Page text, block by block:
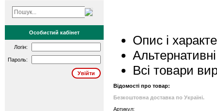
Особистий кабінет
Логін:
Пароль:
Опис і
Всі товари
Відомості про товар:
Безкоштовна доставка по Україні.
Артикул: